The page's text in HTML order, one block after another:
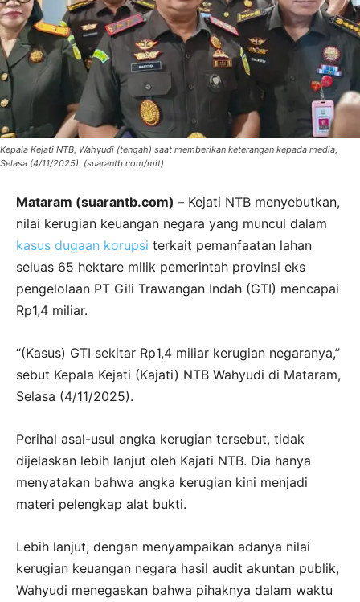
Kepala Kejati NTB, Wahyudi (tengah) saat memberikan keterangan kepada media,
Selasa (4/11/2025). (suarantb.com/mit)
Mataram (suarantb.com) – Kejati NTB menyebutkan,
nilai kerugian keuangan negara yang muncul dalam
kasus dugaan korupsi terkait pemanfaatan lahan
seluas 65 hektare milik pemerintah provinsi eks
pengelolaan PT Gili Trawangan Indah (GTI) mencapai
Rp1,4 miliar.
“(Kasus) GTI sekitar Rp1,4 miliar kerugian negaranya,’’
sebut Kepala Kejati (Kajati) NTB Wahyudi di Mataram,
Selasa (4/11/2025).
Perihal asal-usul angka kerugian tersebut, tidak
dijelaskan lebih lanjut oleh Kajati NTB. Dia hanya
menyatakan bahwa angka kerugian kini menjadi
materi pelengkap alat bukti.
Lebih lanjut, dengan menyampaikan adanya nilai
kerugian keuangan negara hasil audit akuntan publik,
Wahyudi menegaskan bahwa pihaknya dalam waktu